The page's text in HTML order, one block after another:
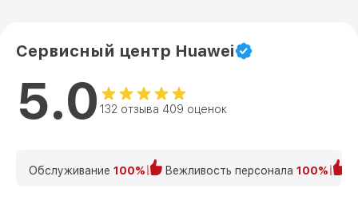
Сервисный центр Huawei
5.0 132 отзыва 409 оценок
Обслуживание 100% Вежливость персонала 100%